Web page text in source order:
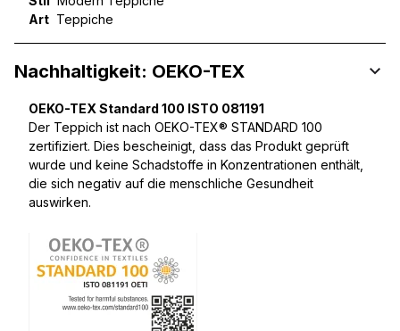
Art Teppiche
Nachhaltigkeit: OEKO-TEX
OEKO-TEX Standard 100 ISTO 081191
Der Teppich ist nach OEKO-TEX® STANDARD 100
zertifiziert. Dies bescheinigt, dass das Produkt geprüft
wurde und keine Schadstoffe in Konzentrationen enthält,
die sich negativ auf die menschliche Gesundheit
auswirken.